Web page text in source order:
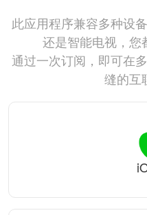
此应用程序兼容多种设
还是智能电视，您
通过一次订阅，即可在
缝的互